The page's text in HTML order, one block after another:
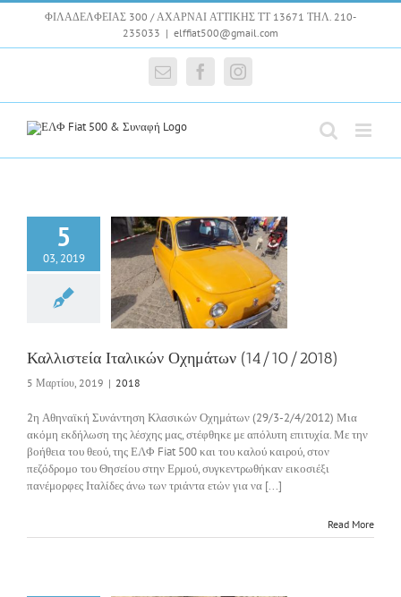
Skip
ΦΙΛΑΔΕΛΦΕΙΑΣ 300 / ΑΧΑΡΝΑΙ ΑΤΤΙΚΗΣ ΤΤ 13671 ΤΗΛ. 210-
235033 | elffiat500@gmail.com
EmailFacebookInstagram
5
03, 2019
Ιταλικών
(14/10/2018)
Καλλιστεία Ιταλικών Οχημάτων (14/10/2018)
5 Μαρτίου, 2019 | 2018
2η Αθηναϊκή Συνάντηση Κλασικών Οχημάτων (29/3-2/4/2012) Μια
ακόμη εκδήλωση της λέσχης μας, στέφθηκε με απόλυτη επιτυχία. Με την
βοήθεια του θεού, της ΕΛΦ Fiat 500 και του καλού καιρού, στον
πεζόδρομο του Θησείου στην Ερμού, συγκεντρωθήκαν εικοσιέξι
πανέμορφες Ιταλίδες άνω των τριάντα ετών για να [...]
Read More